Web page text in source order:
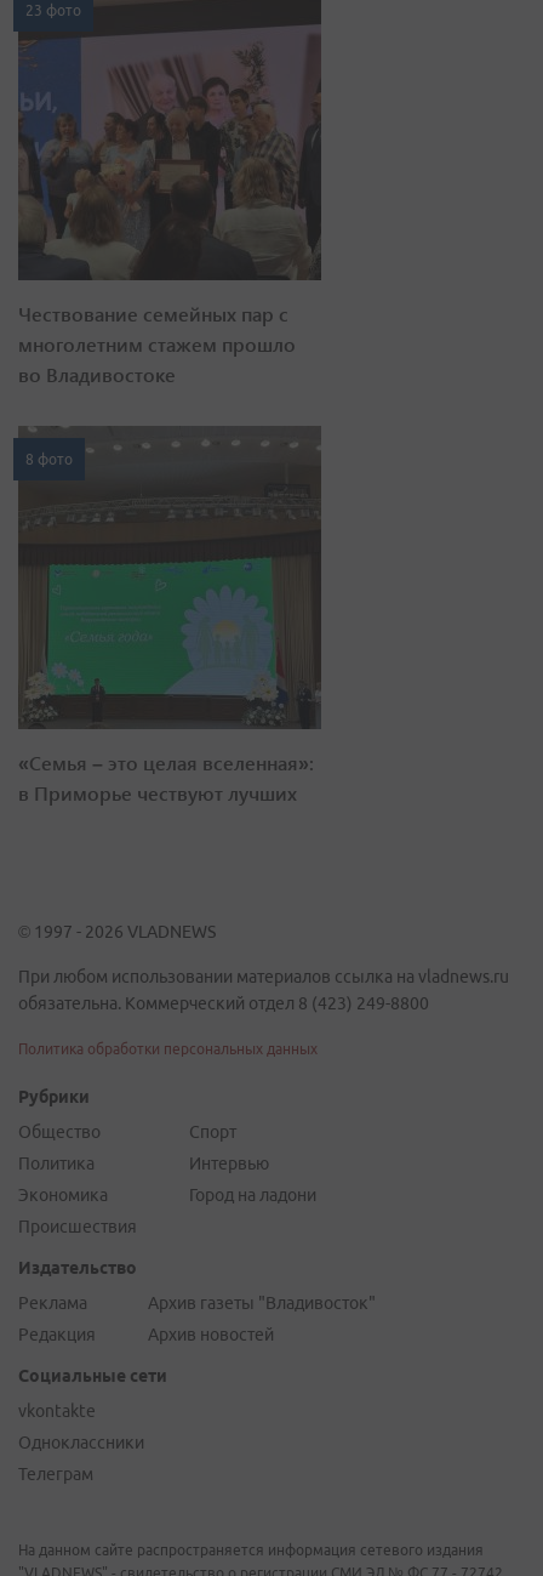
23 фото
Чествование семейных пар с
многолетним стажем прошло
во Владивостоке
8 фото
«Семья – это целая вселенная»:
в Приморье чествуют лучших
© 1997 - 2026 VLADNEWS
При любом использовании материалов ссылка на vladnews.ru
обязательна. Коммерческий отдел 8 (423) 249-8800
Политика обработки персональных данных
Рубрики
Общество
Политика
Экономика
Происшествия
Спорт
Интервью
Город на ладони
Издательство
Реклама
Редакция
Архив газеты "Владивосток"
Архив новостей
Социальные сети
vkontakte
Одноклассники
Телеграм
На данном сайте распространяется информация сетевого издания
"VLADNEWS" - свидетельство о регистрации СМИ ЭЛ № ФС 77 - 72742,